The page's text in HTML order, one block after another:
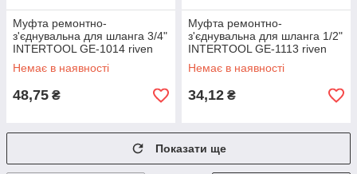
Муфта ремонтно-
з'єднувальна для шланга 3/4"
INTERTOOL GE-1014 riven
Немає в наявності
48,75 ₴
Муфта ремонтно-
з'єднувальна для шланга 1/2"
INTERTOOL GE-1113 riven
Немає в наявності
34,12 ₴
Показати ще